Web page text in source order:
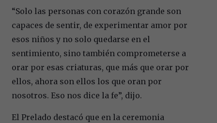
“Solo las personas con corazón grande son
capaces de sentir, de experimentar amor por
esos niños y no solo quedarse en el
sentimiento, sino también comprometerse a
orar por esas criaturas, que más que orar por
ellos, ahora son ellos los que oran por
nosotros. Eso nos dice la fe”, dijo.
El Prelado destacó que en la ceremonia